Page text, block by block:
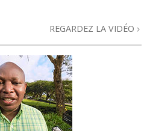
REGARDEZ LA VIDÉO